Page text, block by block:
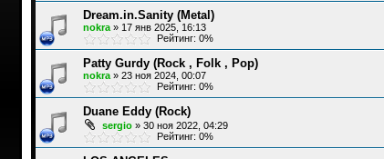
Dream.in.Sanity (Metal)
nokra» 17 янв 2025, 16:13
Рейтинг: 0%
Patty Gurdy (Rock , Folk , Pop)
nokra» 23 ноя 2024, 00:07
Рейтинг: 0%
Duane Eddy (Rock)
sergio» 30 ноя 2022, 04:29
Рейтинг: 0%